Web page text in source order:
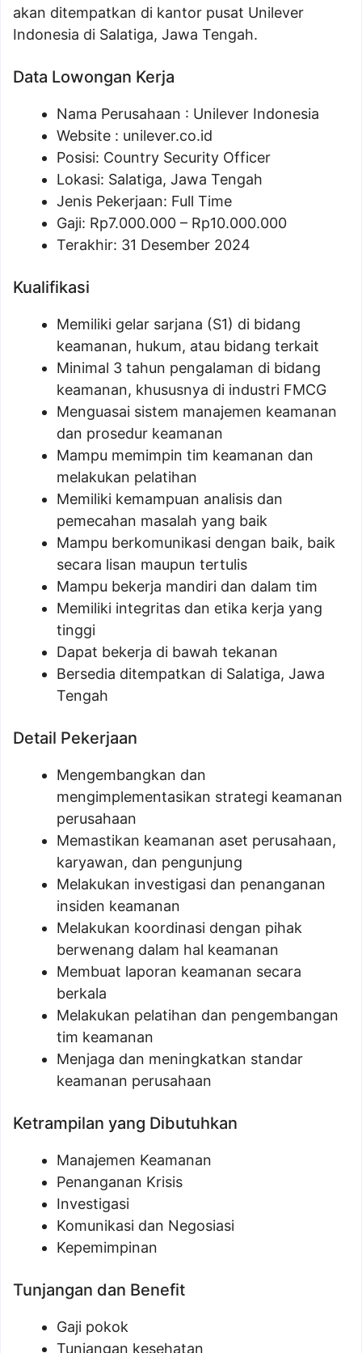
akan ditempatkan di kantor pusat Unilever
Indonesia di Salatiga, Jawa Tengah.
Data Lowongan Kerja
Nama Perusahaan : Unilever Indonesia
Website : unilever.co.id
Posisi: Country Security Officer
Lokasi: Salatiga, Jawa Tengah
Jenis Pekerjaan: Full Time
Gaji: Rp7.000.000 – Rp10.000.000
Terakhir: 31 Desember 2024
Kualifikasi
Memiliki gelar sarjana (S1) di bidang
keamanan, hukum, atau bidang terkait
Minimal 3 tahun pengalaman di bidang
keamanan, khususnya di industri FMCG
Menguasai sistem manajemen keamanan
dan prosedur keamanan
Mampu memimpin tim keamanan dan
melakukan pelatihan
Memiliki kemampuan analisis dan
pemecahan masalah yang baik
Mampu berkomunikasi dengan baik, baik
secara lisan maupun tertulis
Mampu bekerja mandiri dan dalam tim
Memiliki integritas dan etika kerja yang
tinggi
Dapat bekerja di bawah tekanan
Bersedia ditempatkan di Salatiga, Jawa
Tengah
Detail Pekerjaan
Mengembangkan dan
mengimplementasikan strategi keamanan
perusahaan
Memastikan keamanan aset perusahaan,
karyawan, dan pengunjung
Melakukan investigasi dan penanganan
insiden keamanan
Melakukan koordinasi dengan pihak
berwenang dalam hal keamanan
Membuat laporan keamanan secara
berkala
Melakukan pelatihan dan pengembangan
tim keamanan
Menjaga dan meningkatkan standar
keamanan perusahaan
Ketrampilan yang Dibutuhkan
Manajemen Keamanan
Penanganan Krisis
Investigasi
Komunikasi dan Negosiasi
Kepemimpinan
Tunjangan dan Benefit
Gaji pokok
Tunjangan kesehatan